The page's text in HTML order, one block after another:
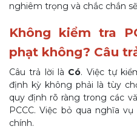
nghiêm trọng và chắc chắn
Không kiểm tra
phạt không? Câu
Câu trả lời là Có. Việc tự
định kỳ không phải là tùy
quy định rõ ràng trong các
PCCC. Việc bỏ qua nghĩa
chính.